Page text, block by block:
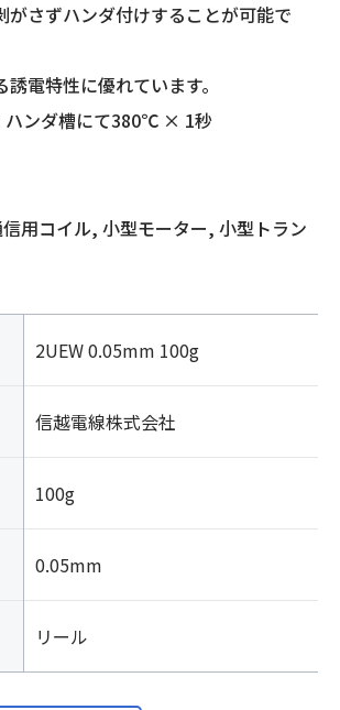
さずハンダ付けすることが可能で
電特性に優れています。
ハンダ槽にて380℃ × 1秒
用コイル, 小型モーター, 小型トラン
2UEW 0.05mm 100g
信越電線株式会社
100g
0.05mm
リール